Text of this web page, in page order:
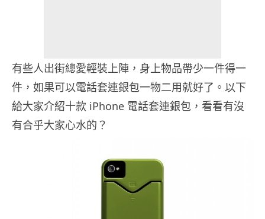
有些人出街總愛輕裝上陣，身上物品帶少一件得一
件，如果可以電話套連銀包一物二用就好了。以下
給大家介紹十款 iPhone 電話套連銀包，看看有沒
有合乎大家心水的？